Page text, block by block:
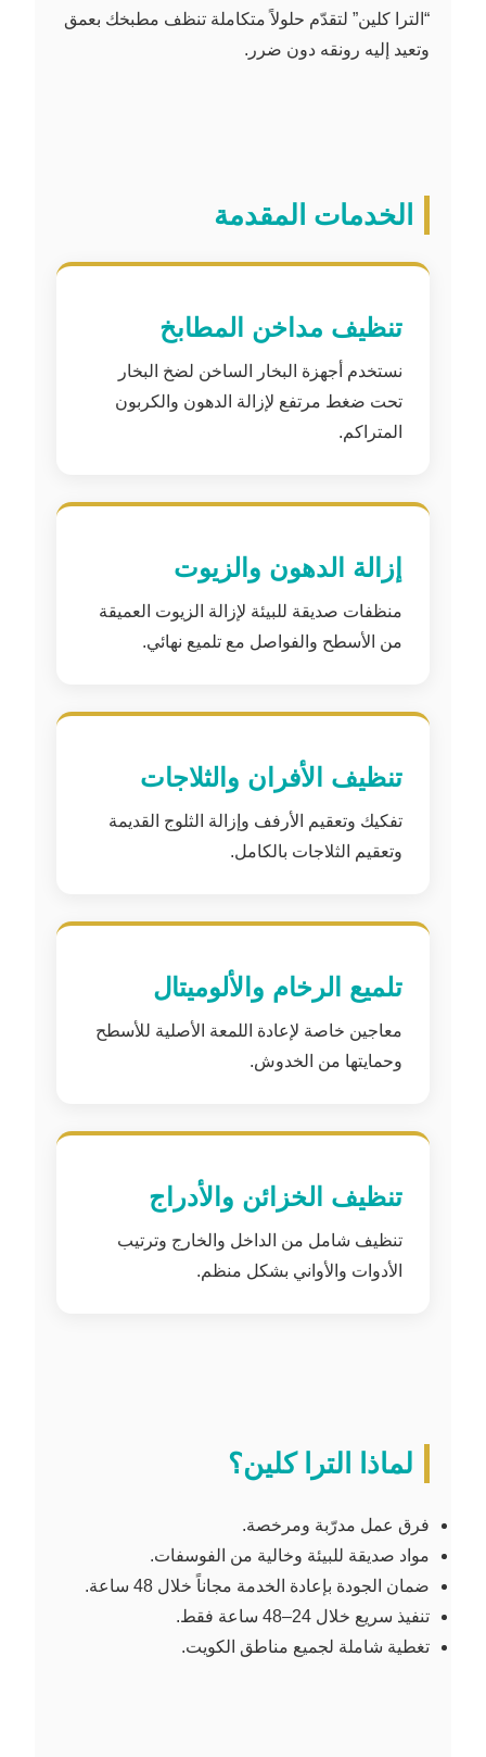
“الترا كلين” لتقدّم حلولاً متكاملة تنظف مطبخك بعمق
وتعيد إليه رونقه دون ضرر.
الخدمات المقدمة
تنظيف مداخن المطابخ
نستخدم أجهزة البخار الساخن لضخ البخار
تحت ضغط مرتفع لإزالة الدهون والكربون
المتراكم.
إزالة الدهون والزيوت
منظفات صديقة للبيئة لإزالة الزيوت العميقة
من الأسطح والفواصل مع تلميع نهائي.
تنظيف الأفران والثلاجات
تفكيك وتعقيم الأرفف وإزالة الثلوج القديمة
وتعقيم الثلاجات بالكامل.
تلميع الرخام والألوميتال
معاجين خاصة لإعادة اللمعة الأصلية للأسطح
وحمايتها من الخدوش.
تنظيف الخزائن والأدراج
تنظيف شامل من الداخل والخارج وترتيب
الأدوات والأواني بشكل منظم.
لماذا الترا كلين؟
فرق عمل مدرّبة ومرخصة.
مواد صديقة للبيئة وخالية من الفوسفات.
ضمان الجودة بإعادة الخدمة مجاناً خلال 48 ساعة.
تنفيذ سريع خلال 24–48 ساعة فقط.
تغطية شاملة لجميع مناطق الكويت.